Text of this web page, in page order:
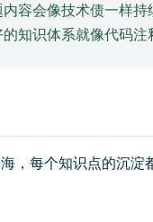
容会像技术债一样持
知识体系就像代码注
，每个知识点的沉